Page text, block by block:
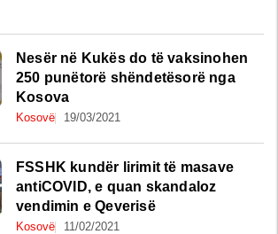
Nesër në Kukës do të vaksinohen
250 punëtorë shëndetësorë nga
Kosova
Kosovë 19/03/2021
FSSHK kundër lirimit të masave
antiCOVID, e quan skandaloz
vendimin e Qeverisë
Kosovë 11/02/2021